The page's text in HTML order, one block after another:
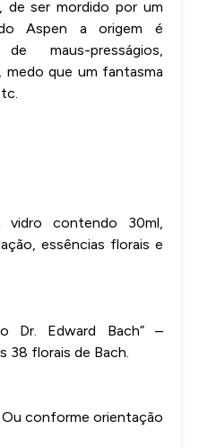
de ser mordido por um
Aspen a origem é
maus-presságios,
medo que um fantasma
vidro contendo 30ml,
essências florais e
Dr. Edward Bach” –
38 florais de Bach.
conforme orientação